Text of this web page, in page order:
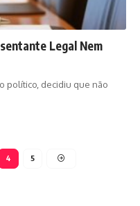
Legal Nem
político, decidiu que não
4 5